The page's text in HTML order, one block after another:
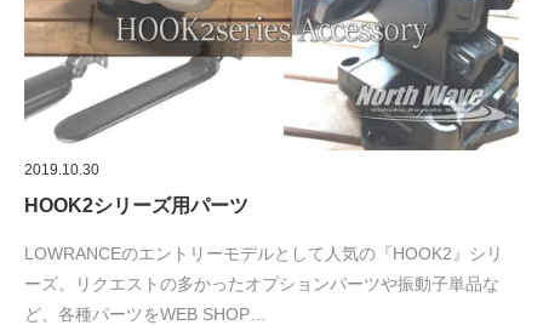
2019.10.30
HOOK2シリーズ用パーツ
LOWRANCEのエントリーモデルとして人気の『HOOK2』シリ
ーズ。リクエストの多かったオプションパーツや振動子単品な
ど、各種パーツをWEB SHOP…